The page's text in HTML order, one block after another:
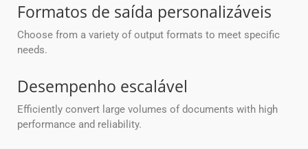
Formatos de saída personalizáveis
Choose from a variety of output formats to meet specific
needs.
Desempenho escalável
Efficiently convert large volumes of documents with high
performance and reliability.